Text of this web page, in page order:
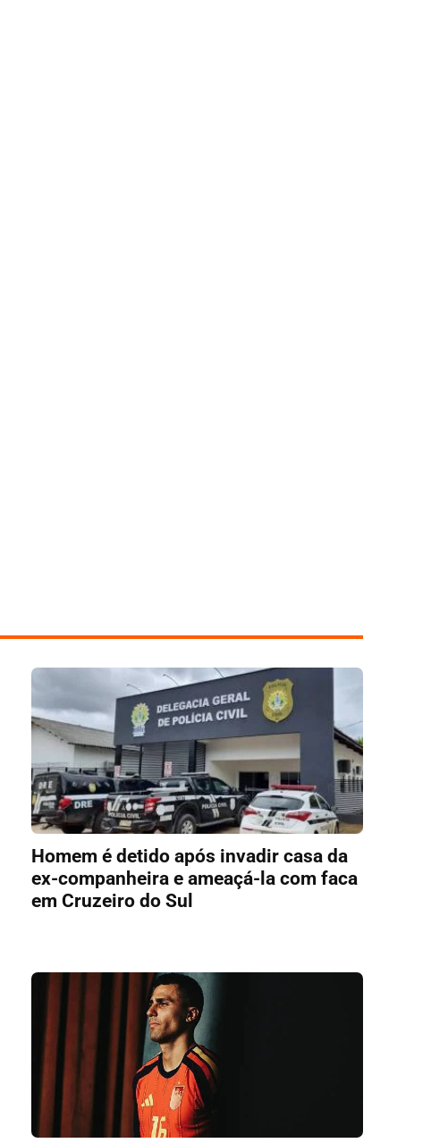
Homem é detido após invadir casa da
ex-companheira e ameaçá-la com faca
em Cruzeiro do Sul